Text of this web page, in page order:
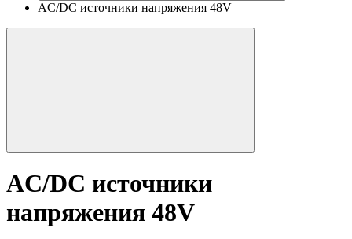
AC/DC источники напряжения 48V
AC/DC источники
напряжения 48V